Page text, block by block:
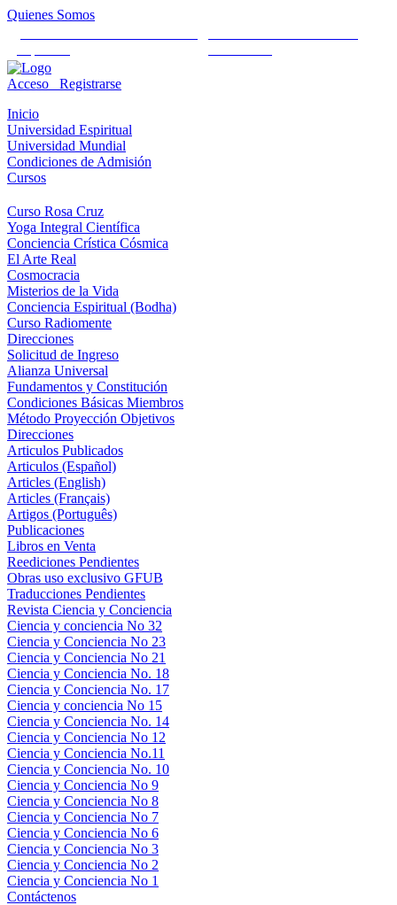
Quienes Somos
Acceso
Registrarse
Inicio
Universidad Espiritual
Universidad Mundial
Condiciones de Admisión
Cursos
Curso Rosa Cruz
Yoga Integral Científica
Conciencia Crística Cósmica
El Arte Real
Cosmocracia
Misterios de la Vida
Conciencia Espiritual (Bodha)
Curso Radiomente
Direcciones
Solicitud de Ingreso
Alianza Universal
Fundamentos y Constitución
Condiciones Básicas Miembros
Método Proyección Objetivos
Direcciones
Articulos Publicados
Articulos (Español)
Articles (English)
Articles (Français)
Artigos (Português)
Publicaciones
Libros en Venta
Reediciones Pendientes
Obras uso exclusivo GFUB
Traducciones Pendientes
Revista Ciencia y Conciencia
Ciencia y conciencia No 32
Ciencia y Conciencia No 23
Ciencia y Conciencia No 21
Ciencia y Conciencia No. 18
Ciencia y Conciencia No. 17
Ciencia y conciencia No 15
Ciencia y Conciencia No. 14
Ciencia y Conciencia No 12
Ciencia y Conciencia No.11
Ciencia y Conciencia No. 10
Ciencia y Conciencia No 9
Ciencia y Conciencia No 8
Ciencia y Conciencia No 7
Ciencia y Conciencia No 6
Ciencia y Conciencia No 3
Ciencia y Conciencia No 2
Ciencia y Conciencia No 1
Contáctenos